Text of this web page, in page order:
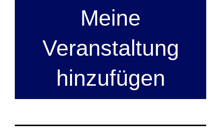
Meine
Veranstaltung
hinzufügen